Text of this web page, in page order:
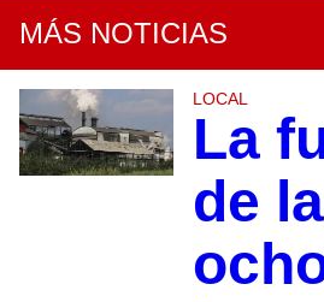
MÁS NOTICIAS
LOCAL
La
de